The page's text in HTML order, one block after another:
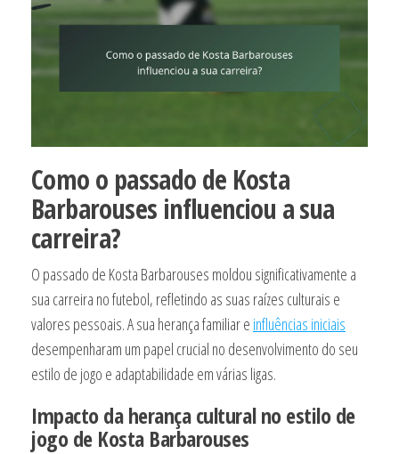
Como o passado de Kosta
Barbarouses influenciou a sua
carreira?
O passado de Kosta Barbarouses moldou significativamente a
sua carreira no futebol, refletindo as suas raízes culturais e
valores pessoais. A sua herança familiar e influências iniciais
desempenharam um papel crucial no desenvolvimento do seu
estilo de jogo e adaptabilidade em várias ligas.
Impacto da herança cultural no estilo de
jogo de Kosta Barbarouses